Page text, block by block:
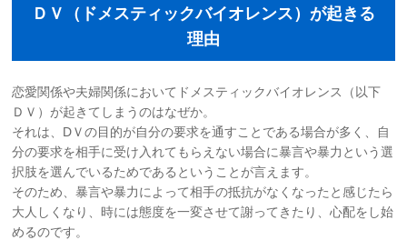
法人様向けサービス
質問一覧
ブログ
会社概要
ＤＶ（ドメスティックバイオレンス）が起きる
理由
恋愛関係や夫婦関係においてドメスティックバイオレンス（以下
ＤＶ）が起きてしまうのはなぜか。
それは、DＶの目的が自分の要求を通すことである場合が多く、自
分の要求を相手に受け入れてもらえない場合に暴言や暴力という選
択肢を選んでいるためであるということが言えます。
そのため、暴言や暴力によって相手の抵抗がなくなったと感じたら
大人しくなり、時には態度を一変させて謝ってきたり、心配をし始
めるのです。